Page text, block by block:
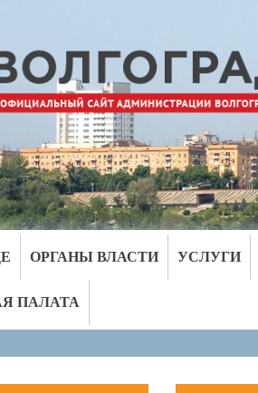
ОРГАНЫ ВЛАСТИ УСЛУГИ
ПАЛАТА